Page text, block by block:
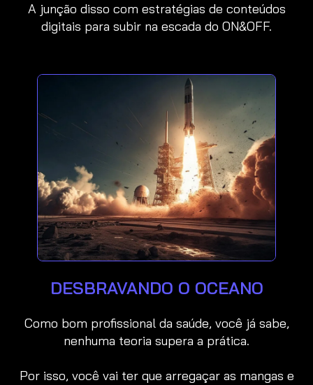
A junção disso com estratégias de conteúdos
digitais para subir na escada do ON&OFF.
DESBRAVANDO O OCEANO
Como bom profissional da saúde, você já sabe,
nenhuma teoria supera a prática.
Por isso, você vai ter que arregaçar as mangas e